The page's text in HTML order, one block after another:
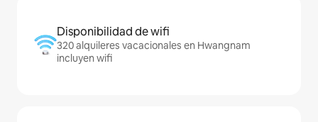
Disponibilidad de wifi
320 alquileres vacacionales en Hwangnam
incluyen wifi